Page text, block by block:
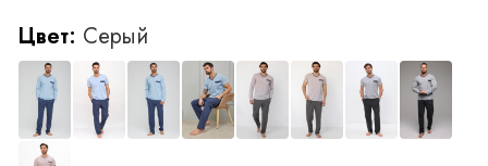
Цвет: Серый